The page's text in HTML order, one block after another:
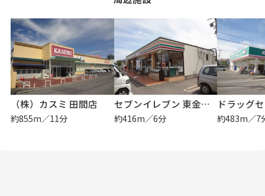
（株）カスミ 田間店
約855m／11分
セブンイレブン 東金千葉学芸高校前店
約416m／6分 約483m／7